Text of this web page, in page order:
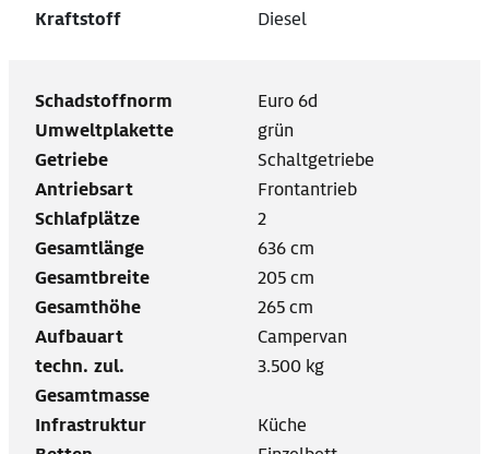
Kraftstoff
Diesel
Schadstoffnorm
Euro 6d
Umweltplakette
grün
Getriebe
Schaltgetriebe
Antriebsart
Frontantrieb
Schlafplätze
2
Gesamtlänge
636 cm
Gesamtbreite
205 cm
Gesamthöhe
265 cm
Aufbauart
Campervan
techn. zul.
Gesamtmasse
3.500 kg
Infrastruktur
Küche